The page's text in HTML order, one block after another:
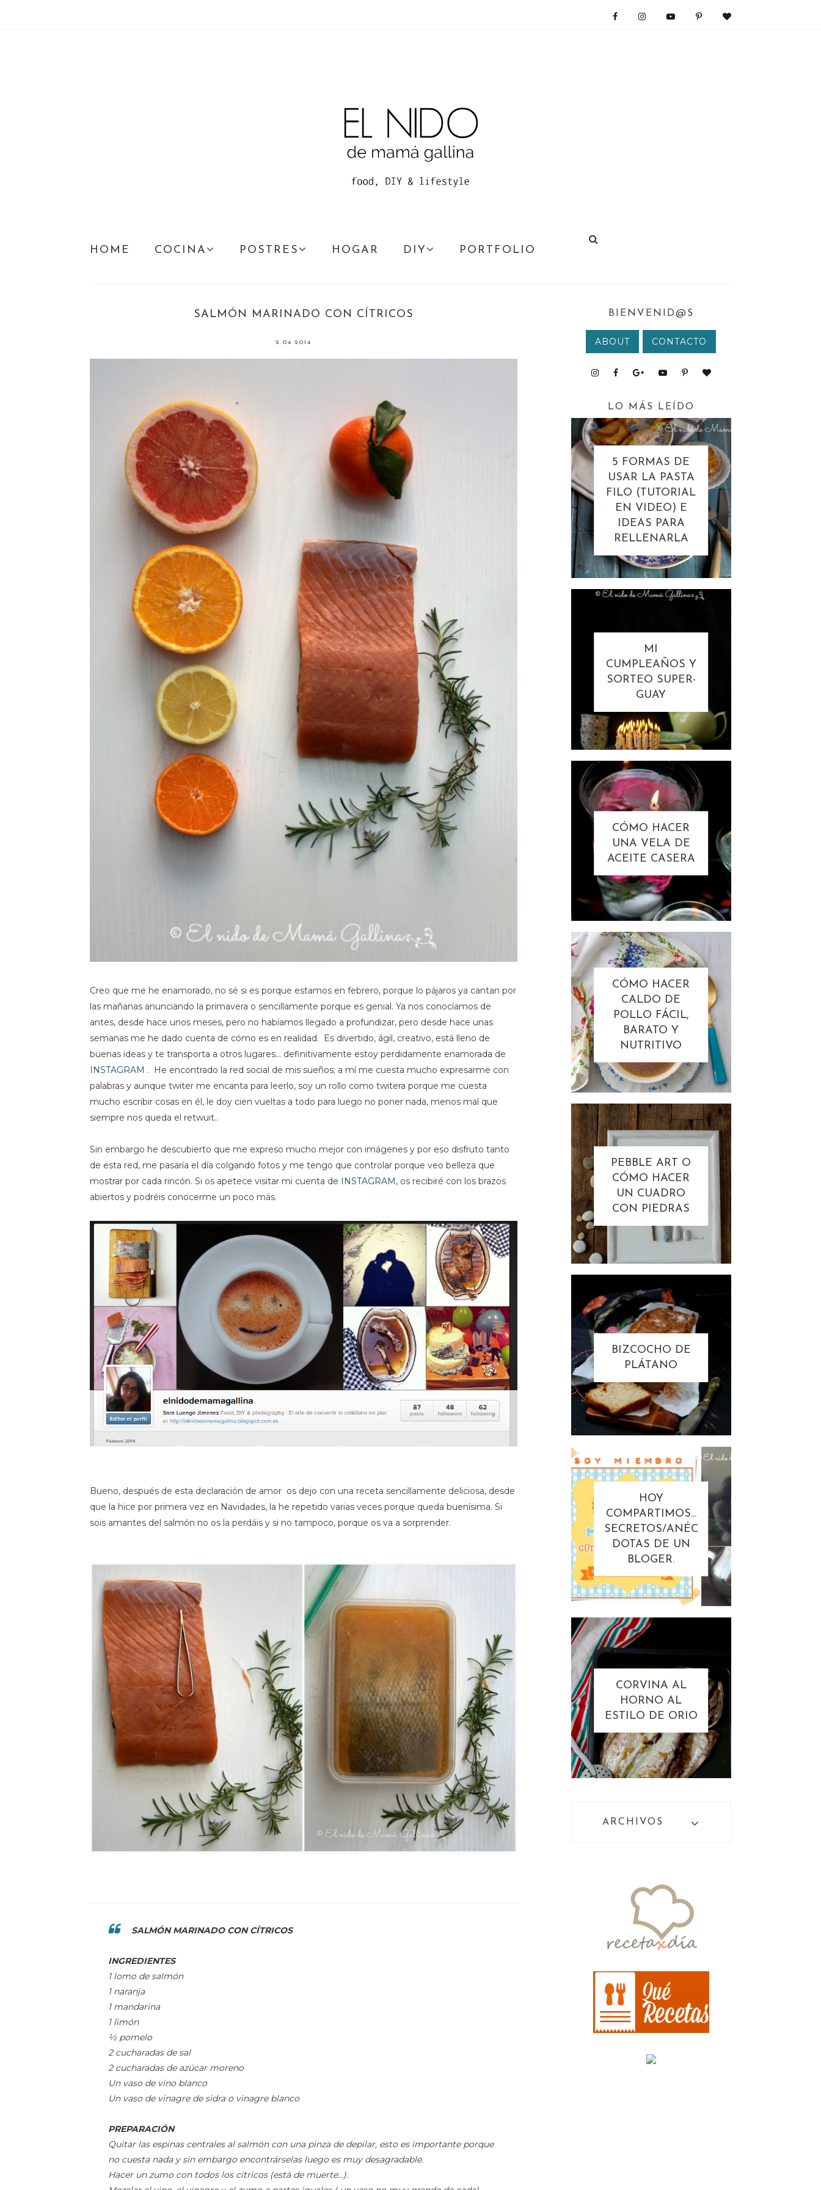
HOME COCINA POSTRES HOGAR DIY PORTFOLIO
SALMÓN MARINADO CON CÍTRICOS
2.04.2014
Creo que me he enamorado, no sé si es porque estamos en febrero, porque lo pájaros ya cantan por
las mañanas anunciando la primavera o sencillamente porque es genial. Ya nos conocíamos de
antes, desde hace unos meses, pero no habíamos llegado a profundizar, pero desde hace unas
semanas me he dado cuenta de cómo es en realidad. Es divertido, ágil, creativo, está lleno de
buenas ideas y te transporta a otros lugares… definitivamente estoy perdidamente enamorada de
INSTAGRAM . He encontrado la red social de mis sueños; a mí me cuesta mucho expresarme con
palabras y aunque twiter me encanta para leerlo, soy un rollo como twitera porque me cuesta
mucho escribir cosas en él, le doy cien vueltas a todo para luego no poner nada, menos mal que
siempre nos queda el retwuit..
Sin embargo he descubierto que me expreso mucho mejor con imágenes y por eso disfruto tanto
de esta red, me pasaría el día colgando fotos y me tengo que controlar porque veo belleza que
mostrar por cada rincón. Si os apetece visitar mi cuenta de INSTAGRAM, os recibiré con los brazos
abiertos y podréis conocerme un poco más.
Bueno, después de esta declaración de amor os dejo con una receta sencillamente deliciosa, desde
que la hice por primera vez en Navidades, la he repetido varias veces porque queda buenísima. Si
sois amantes del salmón no os la perdáis y si no tampoco, porque os va a sorprender.
SALMÓN MARINADO CON CÍTRICOS
INGREDIENTES
1 lomo de salmón
1 naranja
1 mandarina
1 limón
½ pomelo
2 cucharadas de sal
2 cucharadas de azúcar moreno
Un vaso de vino blanco
Un vaso de vinagre de sidra o vinagre blanco
PREPARACIÓN
Quitar las espinas centrales al salmón con una pinza de depilar, esto es importante porque
no cuesta nada y sin embargo encontrárselas luego es muy desagradable.
Hacer un zumo con todos los cítricos (está de muerte…).
BIENVENID@S
ABOUT CONTACTO
LO MÁS LEÍDO
5 FORMAS DE
USAR LA PASTA
FILO (TUTORIAL
EN VIDEO) E
IDEAS PARA
RELLENARLA
MI
CUMPLEAÑOS Y
SORTEO SUPER-
GUAY
CÓMO HACER
UNA VELA DE
ACEITE CASERA
CÓMO HACER
CALDO DE
POLLO FÁCIL,
BARATO Y
NUTRITIVO
PEBBLE ART O
CÓMO HACER
UN CUADRO
CON PIEDRAS
BIZCOCHO DE
PLÁTANO
HOY
COMPARTIMOS...
SECRETOS/ANÉC
DOTAS DE UN
BLOGER.
CORVINA AL
HORNO AL
ESTILO DE ORIO
ARCHIVOS